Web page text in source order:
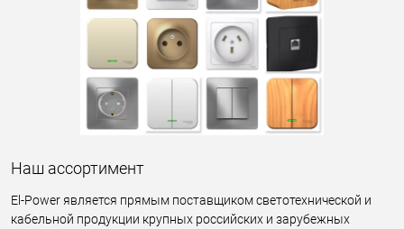
Наш ассортимент
El-Power является прямым поставщиком светотехнической и
кабельной продукции крупных российских и зарубежных